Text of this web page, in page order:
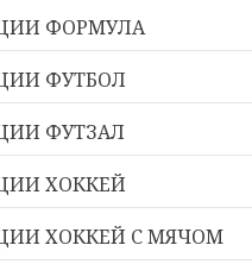
ФОРМУЛА
ФУТБОЛ
ФУТЗАЛ
ХОККЕЙ
ХОККЕЙ С МЯЧОМ